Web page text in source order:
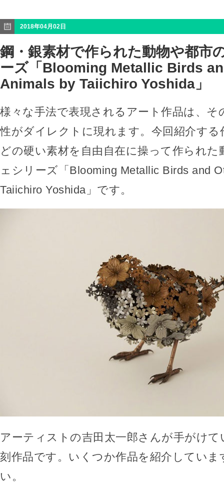
2018年04月02日
鋼・銀素材で作られた動物や都市
ーズ「Blooming Metallic Birds
Animals by Taiichiro Yoshida」
様々な手法で表現されるアート作品は、そ
性がダイレクトに現れます。今回紹介する
どの硬い素材を自由自在に操って作られた
ェシリーズ「Blooming Metallic Birds and
Taiichiro Yoshida」です。
アーティストの吉田太一郎さんが手がけ
刻作品です。いくつか作品を紹介してい
い。